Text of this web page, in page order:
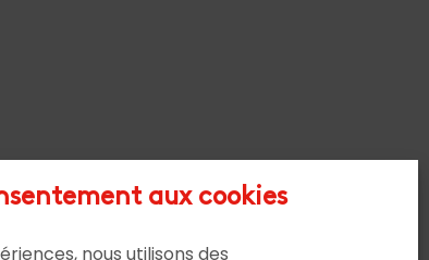
aux cookies
nous utilisons des